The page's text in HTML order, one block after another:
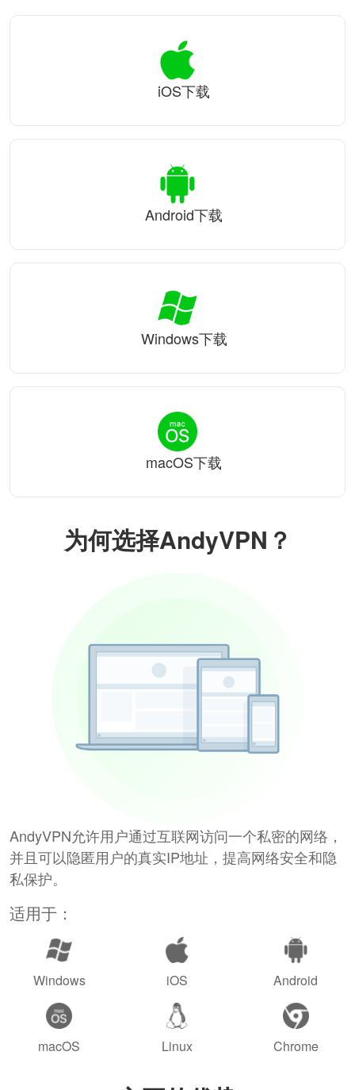
为何选择AndyVPN？
AndyVPN允许用户通过互联网访问一个私密的网络，
并且可以隐匿用户的真实IP地址，提高网络安全和隐
私保护。
适用于：
Windows iOS Android
macOS Linux Chrome
iOS下载
Android下载
Windows下载
macOS下载